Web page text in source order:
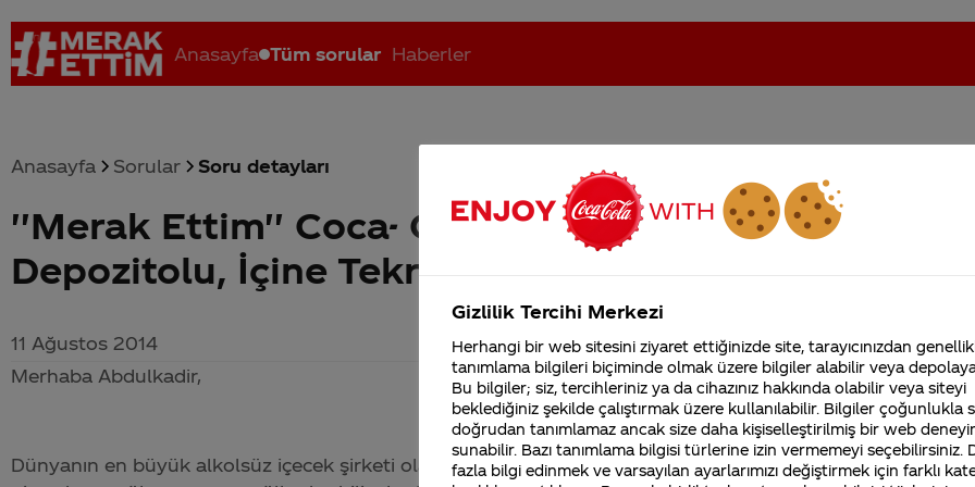
Anasayfa Tüm sorular Haberler
Coca-Cola nerenin malı? Coca cola İsrail malı mı Yani ... Coca-Cola'nın Filistin'de fabr... Coca-Cola’yı kim buldu?
Anasayfa Sorular Soru detayları
''Merak Ettim'' Coca- Cola Cam Şişeleri Neden
Depozitolu, İçine Tekrar Dolum Yapılıp Satılıyormu?
11 Ağustos 2014
Merhaba Abdulkadir,
Dünyanın en büyük alkolsüz içecek şirketi olarak en önemli önceliklerimizin başında kalitemiz gelir.
Coca-Cola Şirketi
merak ettikleriniz.
Fabrikalarımız,
sertifikalarımız, faaliyet
gösterdiğimiz ülkeler,
tarihçemiz ve daha
Gizlilik Tercihi Merkezi
Herhangi bir web sitesini ziyaret ettiğinizde site, tarayıcınızdan
tanımlama bilgileri biçiminde olmak üzere bilgiler alabilir veya
Bu bilgiler; siz, tercihleriniz ya da cihazınız hakkında olabilir veya siteyi
beklediğiniz şekilde çalıştırmak üzere kullanılabilir. Bilgiler çoğunlukla
doğrudan tanımlamaz ancak size daha kişiselleştirilmiş bir web
sunabilir. Bazı tanımlama bilgisi türlerine izin vermemeyi seçebilirsiniz.
fazla bilgi edinmek ve varsayılan ayarlarımızı değiştirmek için farklı